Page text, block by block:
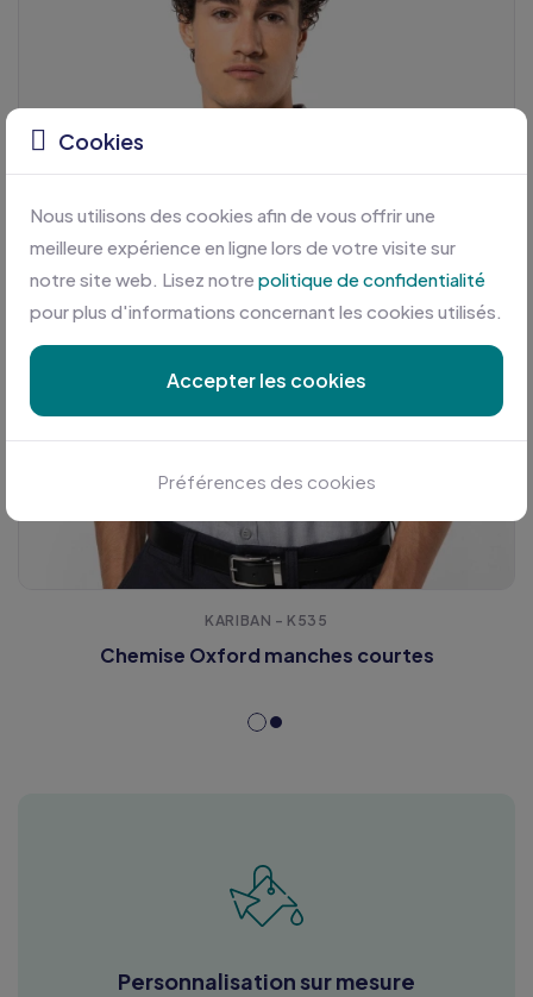
KARIBAN - K535
Chemise Oxford manches courtes
Personnalisation sur mesure
Cookies
Nous utilisons des cookies afin de vous offrir une
meilleure expérience en ligne lors de votre visite sur
notre site web. Lisez notre politique de confidentialité
pour plus d'informations concernant les cookies utilisés.
Accepter les cookies
Préférences des cookies